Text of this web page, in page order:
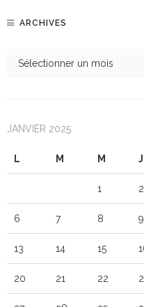
ARCHIVES
JANVIER 2025
L M M J
1 2
6 7 8 9
13 14 15
20 21 22